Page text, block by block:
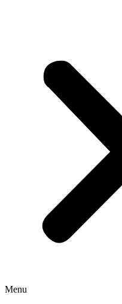
Menu